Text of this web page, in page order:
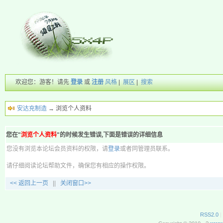
欢迎您：游客！请先登录 或注册 风格 |展区 |搜索
安达充制造 → 浏览个人资料
您在"浏览个人资料"的时候发生错误,下面是错误的详细信息
您没有浏览本论坛会员资料的权限，请登录或者同管理员联系。
请仔细阅读论坛帮助文件，确保您有相应的操作权限。
<< 返回上一页 关闭窗口>>
RSS2.0 |